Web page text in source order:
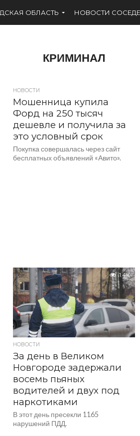
ОБЛАСТЬ НОВОСТИ
КРИМИНАЛ
НОВОСТИ
Мошенница купила
Форд на 250 тысяч
дешевле и получила за
это условный срок
Покупка совершалась через сайт
бесплатных объявлений «Авито».
1.4K
НОВОСТИ
За день в Великом
Новгороде задержали
восемь пьяных
водителей и двух под
наркотиками
В этот день пресекли 1165
нарушений ПДД.